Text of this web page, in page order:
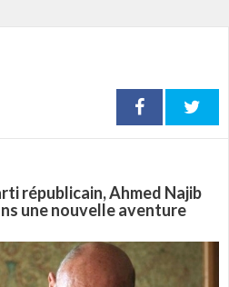
républicain, Ahmed Najib
une nouvelle aventure